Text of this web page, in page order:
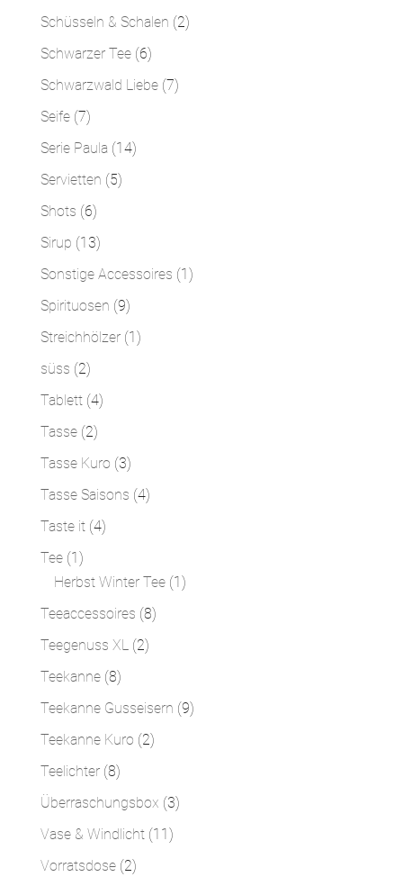
Produkte
Schüsseln & Schalen 22
Schwarzer Tee 66
Produkte
Schwarzwald Liebe 77
Seife 77
Produkte
Serie Paula 1414
Servietten 55
Shots 66
Produkte
Sirup 1313
Produkte
Sonstige Accessoires 11
Spirituosen 99
Produkte
Streichhölzer 11
süss 22
Produkte
Tablett 44
Tasse 22
Produkte
Tasse Kuro 33
Produkte
Tasse Saisons 44
Taste it 44
Tee 11
Produkt
Herbst Winter Tee 11
Teeaccessoires 88
Teegenuss XL 22
Teekanne 88
Produkte
Teekanne Gusseisern 99
Teekanne Kuro 22
Teelichter 88
Produkte
Überraschungsbox 33
Vase & Windlicht 1111
Vorratsdose 22